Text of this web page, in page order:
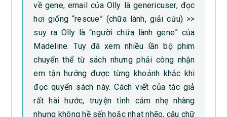
về gene, email của Olly là genericuser, đọc
hơi giống “rescue” (chữa lành, giải cứu) >>
suy ra Olly là “người chữa lành gene” của
Madeline. Tuy đã xem nhiều lần bộ phim
chuyển thể từ sách nhưng phải công nhận
em tận hưởng được từng khoảnh khắc khi
đọc quyển sách này. Cách viết của tác giả
rất hài hước, truyện tình cảm nhẹ nhàng
nhưng không hề sến hoặc nhạt nhẽo, câu chữ